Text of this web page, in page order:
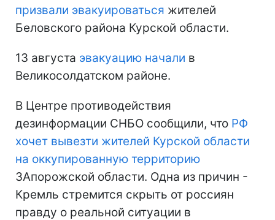
призвали эвакуироваться жителей
Беловского района Курской области.
13 августа эвакуацию начали в
Великосолдатском районе.
В Центре противодействия
дезинформации СНБО сообщили, что РФ
хочет вывезти жителей Курской области
на оккупированную территорию
ЗАпорожской области. Одна из причин -
Кремль стремится скрыть от россиян
правду о реальной ситуации в